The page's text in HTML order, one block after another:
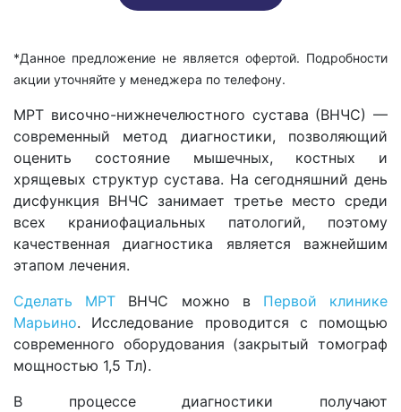
*Данное предложение не является офертой. Подробности
акции уточняйте у менеджера по телефону.
МРТ височно-нижнечелюстного сустава (ВНЧС) —
современный метод диагностики, позволяющий
оценить состояние мышечных, костных и
хрящевых структур сустава. На сегодняшний день
дисфункция ВНЧС занимает третье место среди
всех краниофациальных патологий, поэтому
качественная диагностика является важнейшим
этапом лечения.
Сделать МРТ ВНЧС можно в Первой клинике
Марьино. Исследование проводится с помощью
современного оборудования (закрытый томограф
мощностью 1,5 Тл).
В процессе диагностики получают